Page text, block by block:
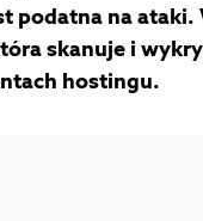
podatna na ataki.
skanuje i
hostingu.